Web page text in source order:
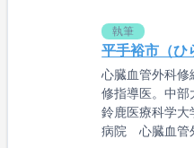
執筆
平手裕市（
心臓血管外科
修指導医。中
鈴鹿医療科学
病院 心臓血管